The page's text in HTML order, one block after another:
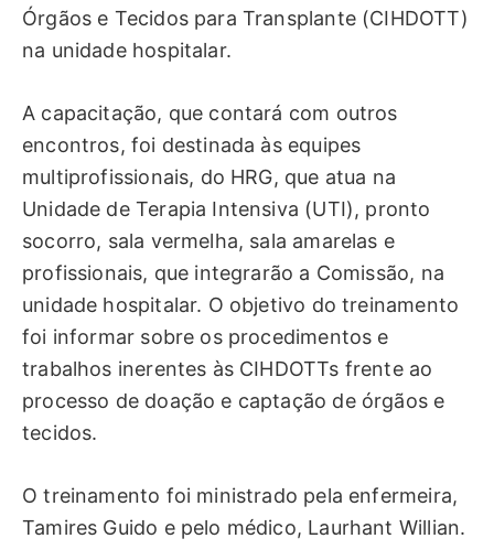
Órgãos e Tecidos para Transplante (CIHDOTT)
na unidade hospitalar.
A capacitação, que contará com outros
encontros, foi destinada às equipes
multiprofissionais, do HRG, que atua na
Unidade de Terapia Intensiva (UTI), pronto
socorro, sala vermelha, sala amarelas e
profissionais, que integrarão a Comissão, na
unidade hospitalar. O objetivo do treinamento
foi informar sobre os procedimentos e
trabalhos inerentes às CIHDOTTs frente ao
processo de doação e captação de órgãos e
tecidos.
O treinamento foi ministrado pela enfermeira,
Tamires Guido e pelo médico, Laurhant Willian.